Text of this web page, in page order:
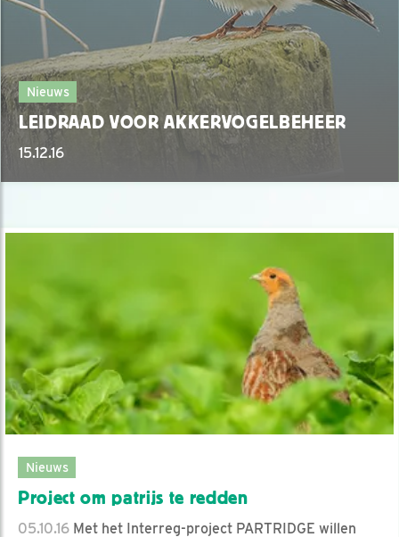
Nieuws
LEIDRAAD VOOR AKKERVOGELBEHEER
15.12.16
Nieuws
Project om patrijs te redden
05.10.16 Met het Interreg-project PARTRIDGE willen